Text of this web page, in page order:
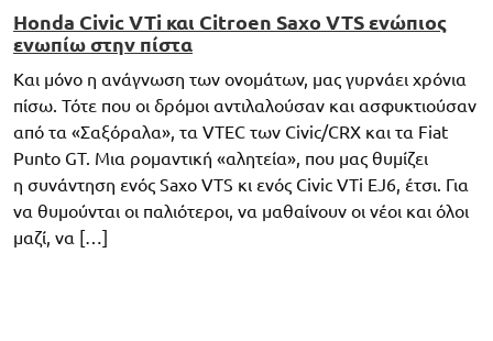
Honda Civic VTi και Citroen Saxo VTS ενώπιος
ενωπίω στην πίστα
Και μόνο η ανάγνωση των ονομάτων, μας γυρνάει χρόνια
πίσω. Τότε που οι δρόμοι αντιλαλούσαν και ασφυκτιούσαν
από τα «Σαξόραλα», τα VTEC των Civic/CRX και τα Fiat
Punto GT. Μια ρομαντική «αλητεία», που μας θυμίζει
η συνάντηση ενός Saxo VTS κι ενός Civic VTi EJ6, έτσι. Για
να θυμούνται οι παλιότεροι, να μαθαίνουν οι νέοι και όλοι
μαζί, να […]